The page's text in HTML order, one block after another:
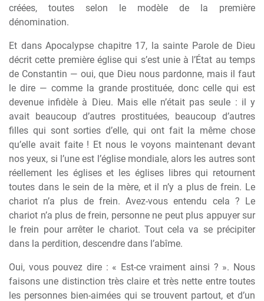
créées, toutes selon le modèle de la première
dénomination.
Et dans Apocalypse chapitre 17, la sainte Parole de Dieu
décrit cette première église qui s’est unie à l’État au temps
de Constantin — oui, que Dieu nous pardonne, mais il faut
le dire — comme la grande prostituée, donc celle qui est
devenue infidèle à Dieu. Mais elle n’était pas seule : il y
avait beaucoup d’autres prostituées, beaucoup d’autres
filles qui sont sorties d’elle, qui ont fait la même chose
qu’elle avait faite ! Et nous le voyons maintenant devant
nos yeux, si l’une est l’église mondiale, alors les autres sont
réellement les églises et les églises libres qui retournent
toutes dans le sein de la mère, et il n’y a plus de frein. Le
chariot n’a plus de frein. Avez-vous entendu cela ? Le
chariot n’a plus de frein, personne ne peut plus appuyer sur
le frein pour arrêter le chariot. Tout cela va se précipiter
dans la perdition, descendre dans l’abîme.
Oui, vous pouvez dire : « Est-ce vraiment ainsi ? ». Nous
faisons une distinction très claire et très nette entre toutes
les personnes bien-aimées qui se trouvent partout, et d’un